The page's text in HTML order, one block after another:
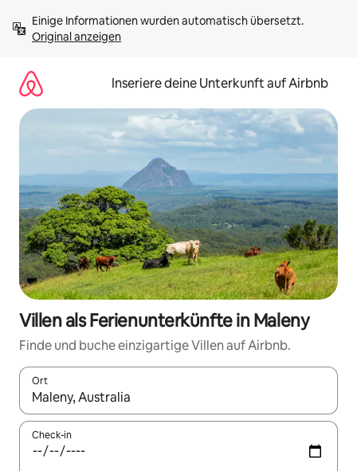
Inhalten
springenOriginal anzeigen
Inseriere deine Unterkunft auf Airbnb
Villen als Ferienunterkünfte in Maleny
Finde und buche einzigartige Villen auf Airbnb.
Ort
Wenn Ergebnisse verfügbar sind, navigiere mit den
Check-in